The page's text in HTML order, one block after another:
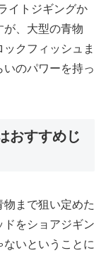
イトジギングか
が、大型の青物
クフィッシュま
のパワーを持っ
おすすめじ
まで狙い定めた
ドをショアジギン
いということに